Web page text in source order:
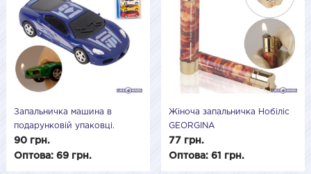
Запальничка машина в
подарунковій упаковці.
90 грн.
Оптова: 69 грн.
Жіноча запальничка Нобіліс
GEORGINA
77 грн.
Оптова: 61 грн.